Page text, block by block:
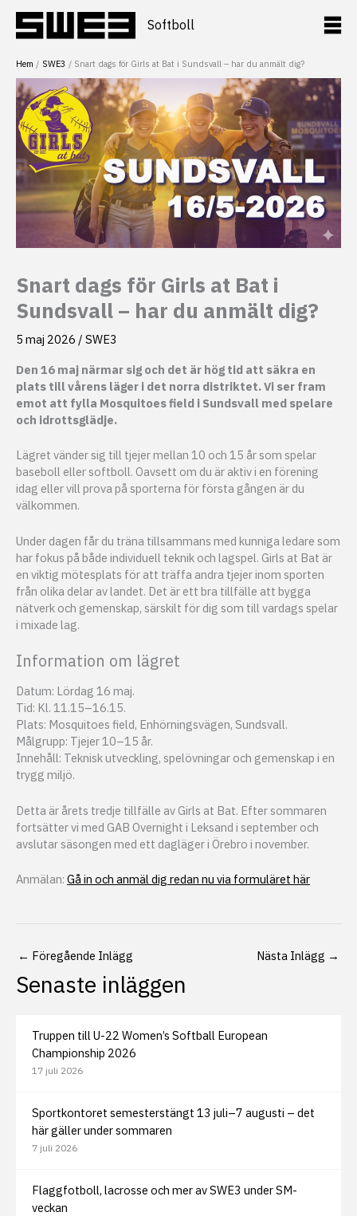
innehåll
Softboll
Hem SWE3 Snart dags för Girls at Bat i Sundsvall – har du anmält dig?
Snart dags för Girls at Bat i
Sundsvall – har du anmält dig?
5 maj 2026 / SWE3
Den 16 maj närmar sig och det är hög tid att säkra en
plats till vårens läger i det norra distriktet. Vi ser fram
emot att fylla Mosquitoes field i Sundsvall med spelare
och idrottsglädje.
Lägret vänder sig till tjejer mellan 10 och 15 år som spelar
baseboll eller softboll. Oavsett om du är aktiv i en förening
idag eller vill prova på sporterna för första gången är du
välkommen.
Under dagen får du träna tillsammans med kunniga ledare som
har fokus på både individuell teknik och lagspel. Girls at Bat är
en viktig mötesplats för att träffa andra tjejer inom sporten
från olika delar av landet. Det är ett bra tillfälle att bygga
nätverk och gemenskap, särskilt för dig som till vardags spelar
i mixade lag.
Information om lägret
Datum: Lördag 16 maj.
Tid: Kl. 11.15–16.15.
Plats: Mosquitoes field, Enhörningsvägen, Sundsvall.
Målgrupp: Tjejer 10–15 år.
Innehåll: Teknisk utveckling, spelövningar och gemenskap i en
trygg miljö.
Detta är årets tredje tillfälle av Girls at Bat. Efter sommaren
fortsätter vi med GAB Overnight i Leksand i september och
avslutar säsongen med ett dagläger i Örebro i november.
Anmälan: Gå in och anmäl dig redan nu via formuläret här
← Föregående Inlägg Nästa Inlägg →
Senaste inläggen
Truppen till U-22 Women’s Softball European
Championship 2026
17 juli 2026
Sportkontoret semesterstängt 13 juli–7 augusti – det
här gäller under sommaren
7 juli 2026
Flaggfotboll, lacrosse och mer av SWE3 under SM-
veckan